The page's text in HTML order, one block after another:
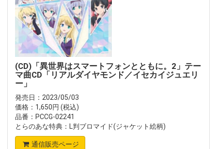
(CD)「異世界はスマートフォンとともに。2」テー
マ曲CD「リアルダイヤモンド／イセカイジュエリ
ー」
発売日：2023/05/03
価格：1,650円 (税込)
品番：PCCG-02241
とらのあな特典：L判ブロマイド(ジャケット絵柄)
通信販売ページ